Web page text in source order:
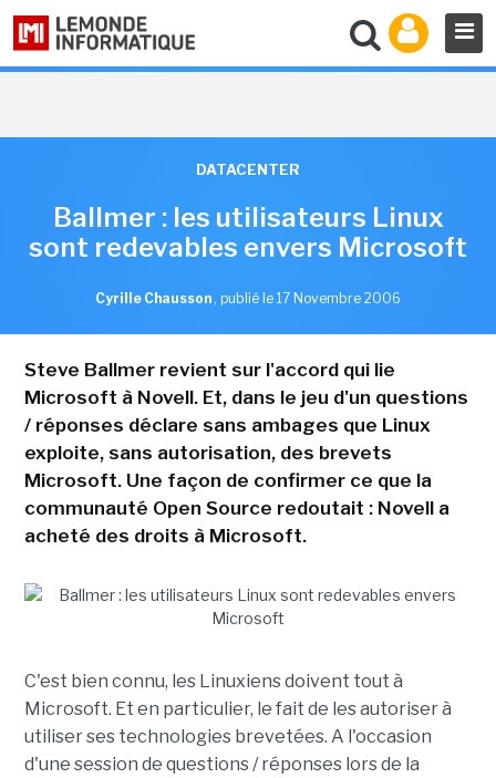
DATACENTER
Ballmer : les utilisateurs Linux
sont redevables envers Microsoft
Cyrille Chausson , publié le 17 Novembre 2006
Steve Ballmer revient sur l'accord qui lie
Microsoft à Novell. Et, dans le jeu d'un questions
/ réponses déclare sans ambages que Linux
exploite, sans autorisation, des brevets
Microsoft. Une façon de confirmer ce que la
communauté Open Source redoutait : Novell a
acheté des droits à Microsoft.
C'est bien connu, les Linuxiens doivent tout à
Microsoft. Et en particulier, le fait de les autoriser à
utiliser ses technologies brevetées. A l'occasion
d'une session de questions / réponses lors de la